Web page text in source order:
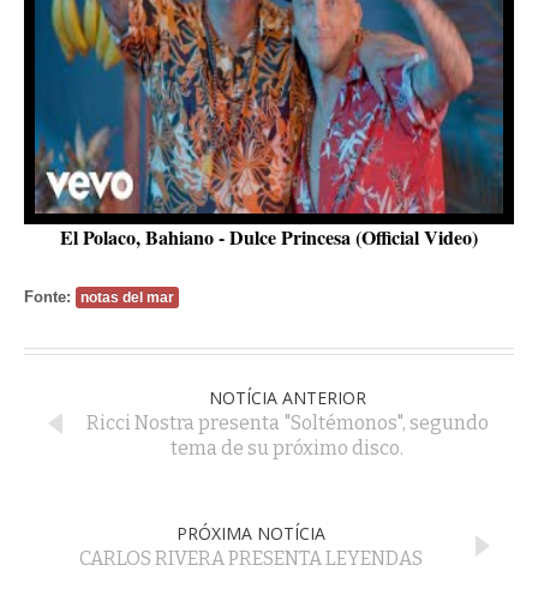
El Polaco, Bahiano - Dulce Princesa (Official Video)
Fonte: notas del mar
NOTÍCIA ANTERIOR
Ricci Nostra presenta "Soltémonos", segundo
tema de su próximo disco.
PRÓXIMA NOTÍCIA
CARLOS RIVERA PRESENTA LEYENDAS